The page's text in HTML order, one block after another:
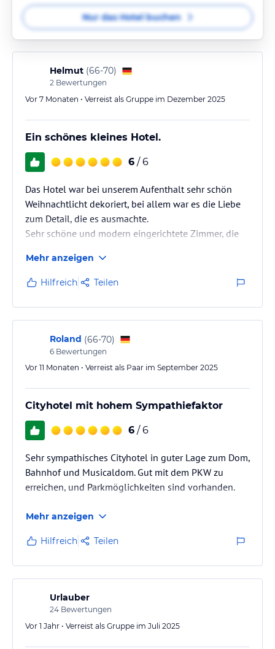
Nur das Hotel buchen
Helmut (66-70)
2 Bewertungen
Vor 7 Monaten • Verreist als Gruppe im Dezember 2025
Ein schönes kleines Hotel.
6 / 6
Das Hotel war bei unserem Aufenthalt sehr schön
Weihnachtlicht dekoriert, bei allem war es die Liebe
zum Detail, die es ausmachte.
Sehr schöne und modern eingerichtete Zimmer, die
was das Herz begehrt. Das Personal war immer
freundlich und zuvorkommend.
Die Nähe zum HBF und trotzdem die Ruhe sind
einzigartig.
Eine klare Empfehlung für das Hotel Ludwig.
Mehr anzeigen
Hilfreich Teilen
Roland (66-70)
6 Bewertungen
Vor 11 Monaten • Verreist als Paar im September 2025
Cityhotel mit hohem Sympathiefaktor
6 / 6
Sehr sympathisches Cityhotel in guter Lage zum Dom,
Bahnhof und Musicaldom. Gut mit dem PKW zu
erreichen, und Parkmöglichkeiten sind vorhanden.
Mehr anzeigen
Hilfreich Teilen
Urlauber
24 Bewertungen
Vor 1 Jahr • Verreist als Gruppe im Juli 2025